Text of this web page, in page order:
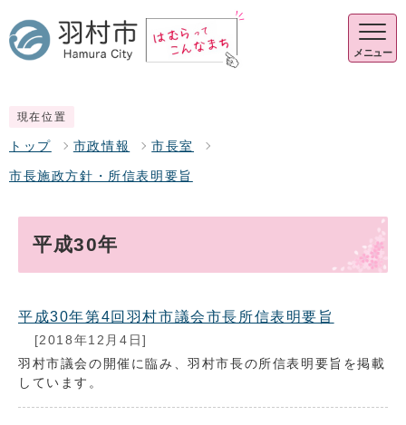
メニュー
現在位置
トップ 市政情報 市長室
市長施政方針・所信表明要旨
平成30年
平成30年第4回羽村市議会市長所信表明要旨
[2018年12月4日]
羽村市議会の開催に臨み、羽村市長の所信表明要旨を掲載
しています。